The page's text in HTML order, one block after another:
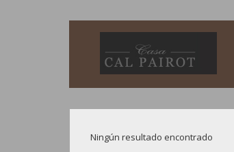
Ningún resultado encontrado